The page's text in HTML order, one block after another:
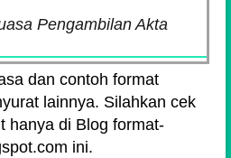
Pengambilan Akta
dan contoh format
lainnya. Silahkan cek
hanya di Blog format-
ini.